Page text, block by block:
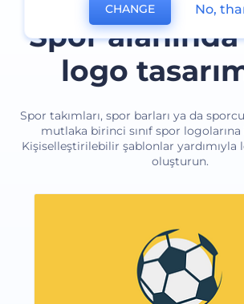
Spor
logo
Spor takımları, spor barları ya da
mutlaka birinci sınıf spor
Kişiselleştirilebilir şablonlar yardımıyla
oluşturun.
CHANGE No,